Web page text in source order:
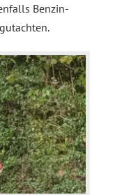
Benzin-